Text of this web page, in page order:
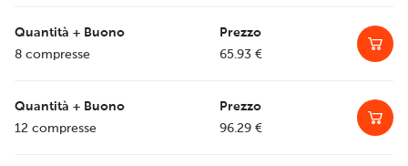
8 compresse 65.93 €
12 compresse 96.29 €